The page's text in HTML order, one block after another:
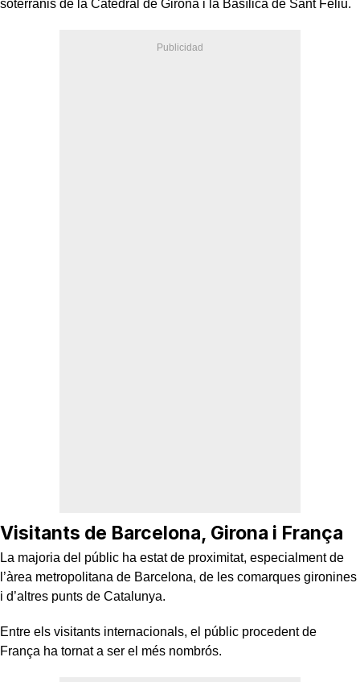
soterranis de la Catedral de Girona i la Basílica de Sant Feliu.
Visitants de Barcelona, Girona i França
La majoria del públic ha estat de proximitat, especialment de
l’àrea metropolitana de Barcelona, de les comarques gironines
i d’altres punts de Catalunya.
Entre els visitants internacionals, el públic procedent de
França ha tornat a ser el més nombrós.